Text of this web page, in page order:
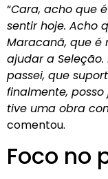
“Cara, acho que
sentir hoje. Acho
Maracanã, que é
ajudar a
passei, que
finalmente,
tive uma obra
comentou.
Foco no